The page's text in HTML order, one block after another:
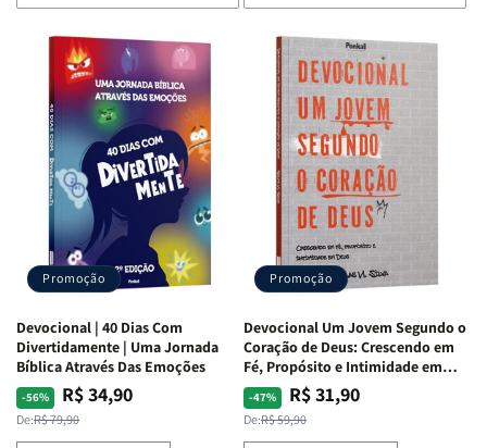
de
Devocional
Quarto
de
Guerra
Isabelle
S.
Alves
de
Devocional
Quarto
de
Guerra
|
Isabelle
S.
Alves
de
Devocional
Café
com
Mulheres
da
Bíblia
Equipe
Teológica
Penkal
de
Devocional
Café
com
Mulheres
da
Bíblia
|
Equipe
Teológica
Penkal
Promoção
Devocional | 40 Dias Com
Divertidamente | Uma Jornada
Bíblica Através Das Emoções
-56%
Preço
normal
De:R$ 79,90
Preço
promocional
R$ 34,90
Promoção
Devocional Um Jovem Segundo o
Coração de Deus: Crescendo em
Fé, Propósito e Intimidade em
Deus
-47%
Preço
normal
De:R$ 59,90
Preço
promocional
R$ 31,90